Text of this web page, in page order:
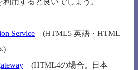
用すると良いでしょう。
Service (HTML5 英語・HTML
)
(HTML4の場合。日本